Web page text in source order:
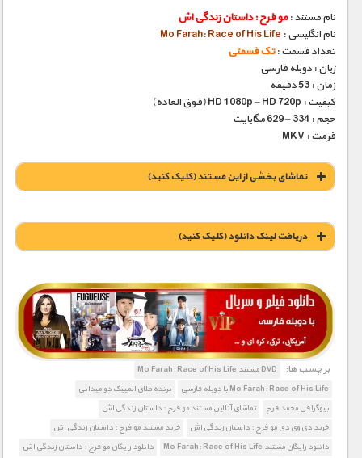
نام مستند :مو فرح : داستان زندگی اش
نام انگلیسی : Mo Farah: Race of His Life
تعداد قسمت :تک قسمتی
زبان : دوبله فارسی
زمان : 53 دقیقه
کیفیت : HD 1080p – HD 720p (فوق العاده)
حجم : 334 – 629 مگابایت
فرمت : MKV
تماشای بخشی از این مستند (کلیک کنید)
دریافت لينک دانلود (کليک کنيد)
1900 تومان – خريد لينک دانلود (افزودن به سبد خريد)
برچسب ها:
DVD مستند Mo Farah: Race of His Life
Mo Farah: Race of His Life با دوبله فارسی
برنده طلای المپیک دو میدانی
بیوگرافی محمد فرح
تماشای آنلاین مستند مو فرح : داستان زندگی اش
خرید دی وی دی مو فرح : داستان زندگی اش
خرید مستند مو فرح : داستان زندگی اش
دانلود رایگان مستند Mo Farah: Race of His Life
دانلود رایگان مو فرح : داستان زندگی اش